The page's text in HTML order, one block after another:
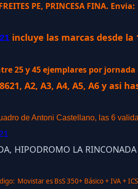
PE, PRINCESA FINA. Envia:
incluye las marcas desde
25 y 45 ejemplares por
A2, A3, A4, A5, A6 y asi
de Antoni Castellano, las 6
Movistar es BsS 350+ Básico + IVA +